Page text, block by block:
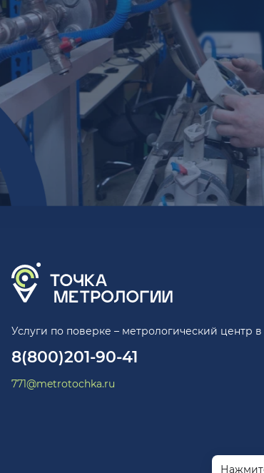
Услуги по поверке – метрологический центр
8(800)201-90-41
771@metrotochka.ru